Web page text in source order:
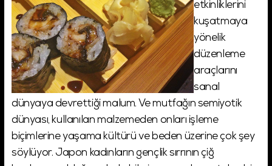
etkinliklerini
kuşatmaya
yönelik
düzenleme
araçlarını
sanal
dünyaya devrettiği malum. Ve mutfağın semiyotik
dünyası, kullanılan malzemeden onları işleme
biçimlerine yaşama kültürü ve beden üzerine çok şey
söylüyor. Japon kadınların gençlik sırrının çiğ